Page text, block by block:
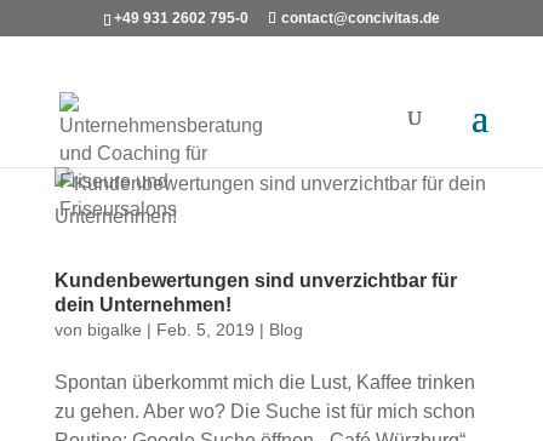
+49 931 2602 795-0 contact@concivitas.de
Kundenbewertungen sind unverzichtbar für
dein Unternehmen!
von bigalke | Feb. 5, 2019 | Blog
Spontan überkommt mich die Lust, Kaffee trinken
zu gehen. Aber wo? Die Suche ist für mich schon